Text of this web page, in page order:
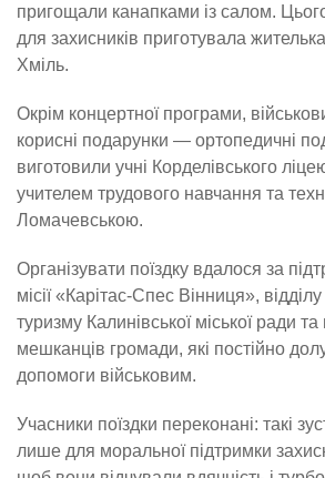
пригощали канапками із салом.
для захисників приготувала
Хміль.
Окрім концертної програми,
корисні подарунки — ортопедичні
виготовили учні Корделівського
учителем трудового навчання та
Ломачевською.
Організувати поїздку вдалося за
місії «Карітас-Спес Вінниця»,
туризму Калинівської міської ради
мешканців громади, які постійно
допомоги військовим.
Учасники поїздки переконані: такі
лише для моральної підтримки